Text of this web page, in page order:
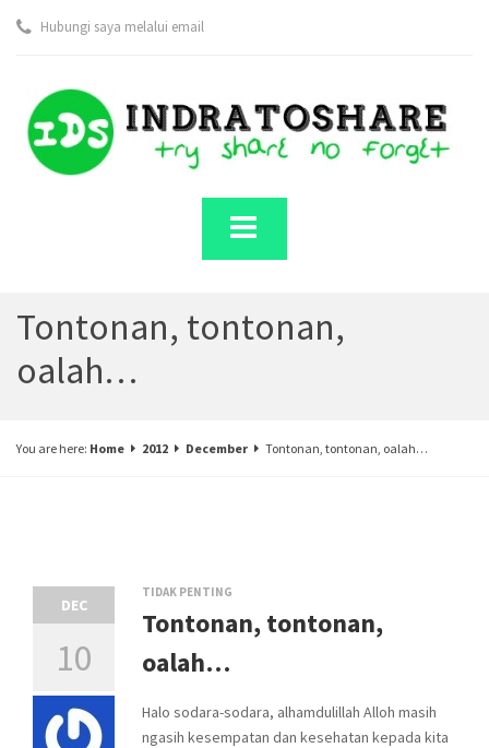
Hubungi saya melalui email
Tontonan, tontonan,
oalah…
You are here: Home 2012 December Tontonan, tontonan, oalah…
DEC
10
TIDAK PENTING
Tontonan, tontonan,
oalah…
Halo sodara-sodara, alhamdulillah Alloh masih
ngasih kesempatan dan kesehatan kepada kita